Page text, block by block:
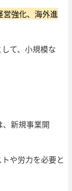
強化、海外進
て、小規模な
新規事業開
や労力を必要と